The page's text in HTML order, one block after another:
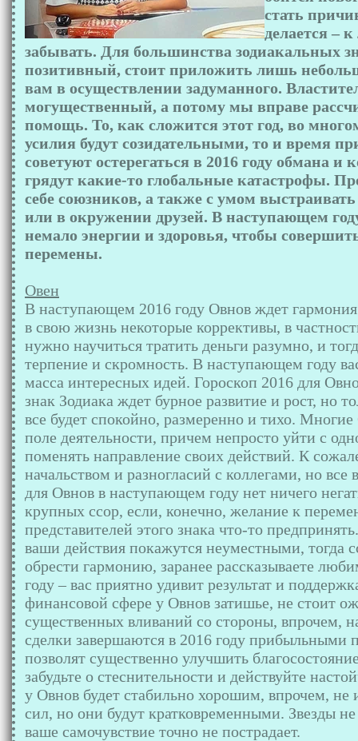
стать
делается –
забывать. Для большинства зодиакальных
позитивный, стоит приложить лишь
вам в осуществлении задуманного.
могущественный, а потому мы вправе
помощь. То, как сложится этот год, во
усилия будут созидательными, то и время
советуют остерегаться в 2016 году обмана и
грядут какие-то глобальные катастрофы.
себе союзников, а также с умом
или в окружении друзей. В наступающем
немало энергии и здоровья, чтобы
перемены.
Овен
В наступающем 2016 году Овнов ждет
в свою жизнь некоторые коррективы, в
нужно научиться тратить деньги разумно, и
терпение и скромность. В наступающем году
масса интересных идей. Гороскоп 2016 для
знак Зодиака ждет бурное развитие и рост, но
все будет спокойно, размеренно и тихо.
поле деятельности, причем непросто уйти с
поменять направление своих действий. К
начальством и разногласий с коллегами, но
для Овнов в наступающем году нет ничего
крупных ссор, если, конечно, желание к
представителей этого знака что-то
ваши действия покажутся неуместными, тогда
обрести гармонию, заранее рассказываете
году – вас приятно удивит результат и
финансовой сфере у Овнов затишье, не стоит
существенных вливаний со стороны, впрочем,
сделки завершаются в 2016 году
позволят существенно улучшить
забудьте о стеснительности и действуйте
у Овнов будет стабильно хорошим, впрочем,
сил, но они будут кратковременными. Звезды
ваше самочувствие точно не пострадает.